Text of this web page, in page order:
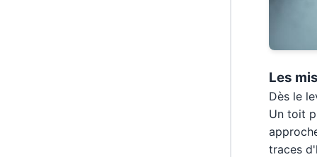
Les
Dès le
Un toit
traces